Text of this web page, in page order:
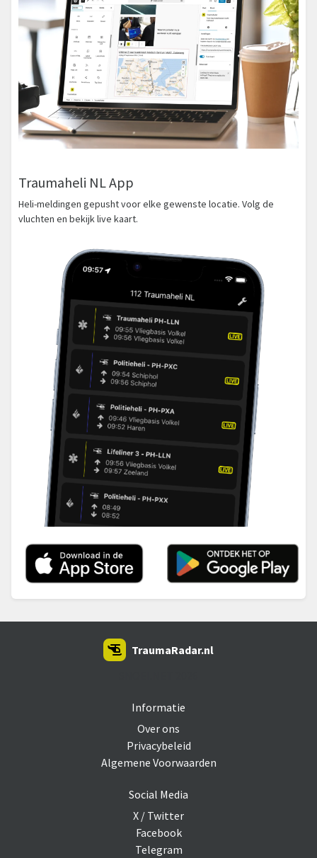
Traumaheli NL App
Heli-meldingen gepusht voor elke gewenste locatie. Volg de
vluchten en bekijk live kaart.
Informatie
Over ons
Privacybeleid
Algemene Voorwaarden
Social Media
X / Twitter
Facebook
Telegram
TraumaRadar.nl